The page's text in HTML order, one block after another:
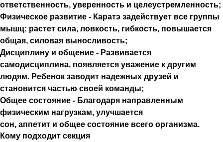
ответственность, уверенность и целеустремленность;
Физическое развитие - Каратэ задействует все группы
мышц: растет сила, ловкость, гибкость, повышается
общая, силовая выносливость;
Дисциплину и общение - Развивается
самодисциплина, появляется уважение к другим
людям. Ребенок заводит надежных друзей и
становится частью своей команды;
Общее состояние - Благодаря направленным
физическим нагрузкам, улучшается
сон, аппетит и общее состояние всего организма.
Кому подходит секция